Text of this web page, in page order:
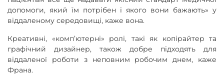
допомоги, який їм потрібен і якого вони бажають» у
віддаленому середовищі, каже вона.
Креативні, «комп’ютерні» ролі, такі як копірайтер та
графічний дизайнер, також добре підходять для
віддаленої роботи з неповним робочим днем, каже
Франа.